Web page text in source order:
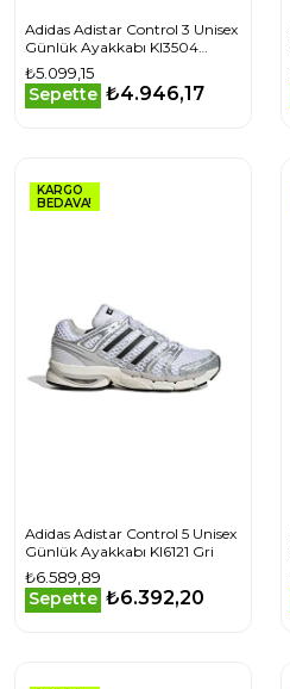
Adidas Adistar Control 3 Unisex
Günlük Ayakkabı KI3504
Beyaz
₺5.099,15
Sepette ₺4.946,17
KARGO
BEDAVA!
Adidas Adistar Control 5 Unisex
Günlük Ayakkabı KI6121 Gri
₺6.589,89
Sepette ₺6.392,20